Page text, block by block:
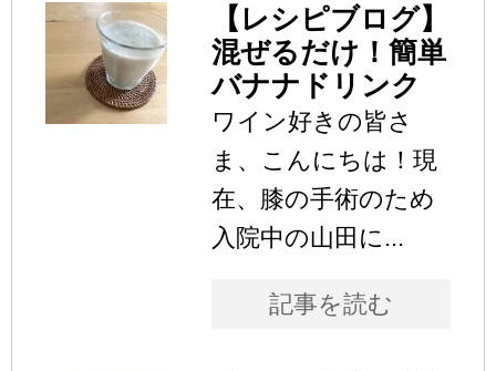
【レシピブログ】
混ぜるだけ！簡単
バナナドリンク
ワイン好きの皆さ
ま、こんにちは！現
在、膝の手術のため
入院中の山田に...
記事を読む